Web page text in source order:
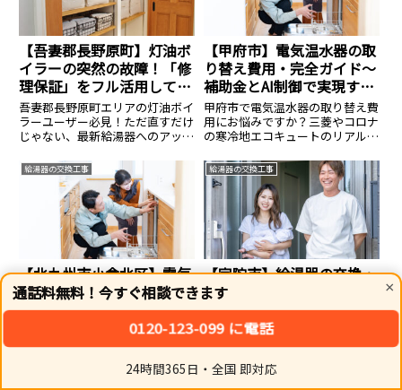
×
通話料無料！今すぐ相談できます
0120-123-099 に電話
24時間365日・全国 即対応
【吾妻郡長野原町】灯油ボ
イラーの突然の故障！「修
理保証」をフル活用して即
日解決する裏ワザ
吾妻郡長野原町エリアの灯油ボイ
ラーユーザー必見！ただ直すだけ
じゃない、最新給湯器へのアップ
熱費まで削減する一石二鳥のメソ
ッド。地元密着型の真の優良業者
が教える、賢いボイラー運用術で
【甲府市】電気温水器の取
り替え費用・完全ガイド〜
補助金とAI制御で実現する
賢い冬支度
甲府市で電気温水器の取り替え費
用にお悩みですか？三菱やコロナ
の寒冷地エコキュートのリアルな
庫補助金を活用する裏ワザを徹底
解説。冬の生活防衛に直結する革
新的なノウハウです。
給湯器の交換工事
【北九州市小倉北区】電気
温水器修理・交換ならお任
せ！給湯器トラブルを迅速
北九州市小倉北区で電気温水器修
理・交換の業者をお探しなら、地
域密着のプロにお任せください。
「お湯が出ない」「水漏れしてい
給湯器の交換工事
【宇陀市】給湯器の交換・
修理なら最短即日！安心コ
ミコミ価格｜生活案内所
宇陀市で給湯器の交換・修理はお
任せください！最短即日対応の
「生活案内所」が、本体代・基本
工事費・処分費を含めた安心のコ
シェア トップ